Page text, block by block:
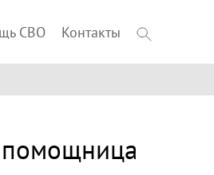
СВО Контакты
помощница